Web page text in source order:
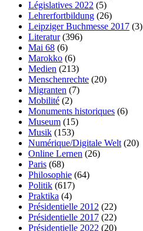
Législatives 2022 (5)
Lehrerfortbildung (26)
Leipziger Buchmesse 2017 (3)
Literatur(396)
Mai 68 (6)
Marokko (6)
Medien (213)
Menschenrechte (20)
Migranten (7)
Mobilité (2)
Monuments historiques (6)
Museum (15)
Musik (153)
Numérique/Digitale Welt (20)
Online Lernen (26)
Paris (68)
Philosophie (64)
Politik (617)
Praktika (4)
Présidentielle 2012 (22)
Présidentielle 2017 (22)
Présidentielle 2022 (20)